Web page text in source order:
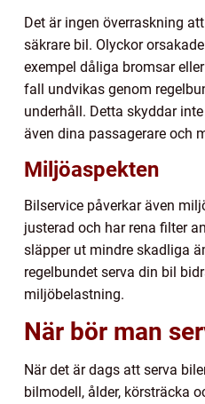
Det är ingen överraskning
säkrare bil. Olyckor
exempel dåliga bromsar
fall undvikas genom
underhåll. Detta skyddar
även dina passagerare och
Miljöaspekten
Bilservice påverkar även
justerad och har rena filter
släpper ut mindre skadliga
regelbundet serva din bil
miljöbelastning.
När bör man
När det är dags att serva
bilmodell, ålder, körsträcka